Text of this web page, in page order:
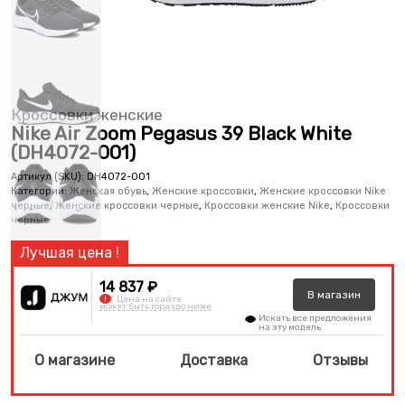
Кроссовки женские
Nike Air Zoom Pegasus 39 Black White
(DH4072-001)
Артикул (SKU): DH4072-001
Категории: Женская обувь, Женские кроссовки, Женские кроссовки Nike
черные, Женские кроссовки черные, Кроссовки женские Nike, Кроссовки
черные
14 837 ₽
! Цена на сайте
может быть гораздо ниже
В магазин
Искать все предложения
на эту модель
О магазине Доставка Отзывы